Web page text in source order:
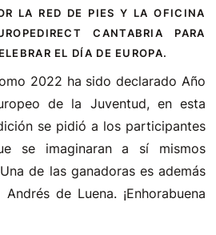
LA RED DE PIES Y LA OFICINA
CANTABRIA PARA
EL DÍA DE EUROPA.
2022 ha sido declarado Año
de la Juventud, en esta
se pidió a los participantes
se imaginaran a sí mismos
de las ganadoras es además
de Luena. ¡Enhorabuena